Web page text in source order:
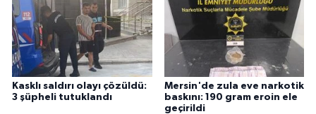
Kasklı saldırı olayı çözüldü:
3 şüpheli tutuklandı
Mersin'de zula eve narkotik
baskını: 190 gram eroin ele
geçirildi